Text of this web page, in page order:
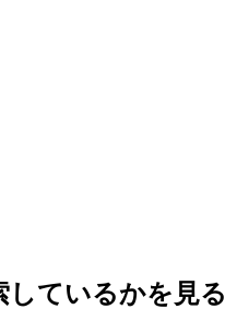
しているかを見る